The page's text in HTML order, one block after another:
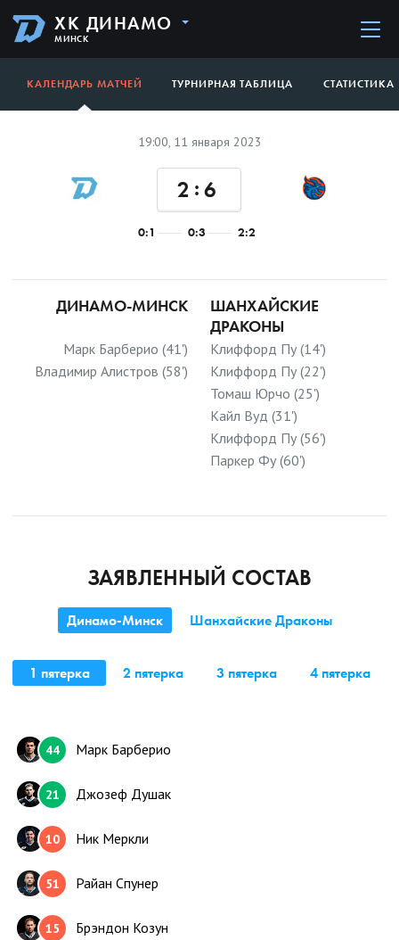
ХК ДИНАМО
МИНСК
КАЛЕНДАРЬ МАТЧЕЙ ТУРНИРНАЯ ТАБЛИЦА СТАТИСТИКА
19:00, 11 января 2023
ДИНАМО-МИНСК
Марк Барберио (41')
Владимир Алистров (58')
2 :6
0:1 0:3 2:2
ШАНХАЙСКИЕ
ДРАКОНЫ
Клиффорд Пу (14')
Клиффорд Пу (22')
Томаш Юрчо (25')
Кайл Вуд (31')
Клиффорд Пу (56')
Паркер Фу (60')
ЗАЯВЛЕННЫЙ СОСТАВ
Динамо-Минск Шанхайские Драконы
1 пятерка 2 пятерка 3 пятерка 4 пятерка
44 Марк Барберио
21 Джозеф Душак
10 Ник Меркли
51 Райан Спунер
15 Брэндон Козун